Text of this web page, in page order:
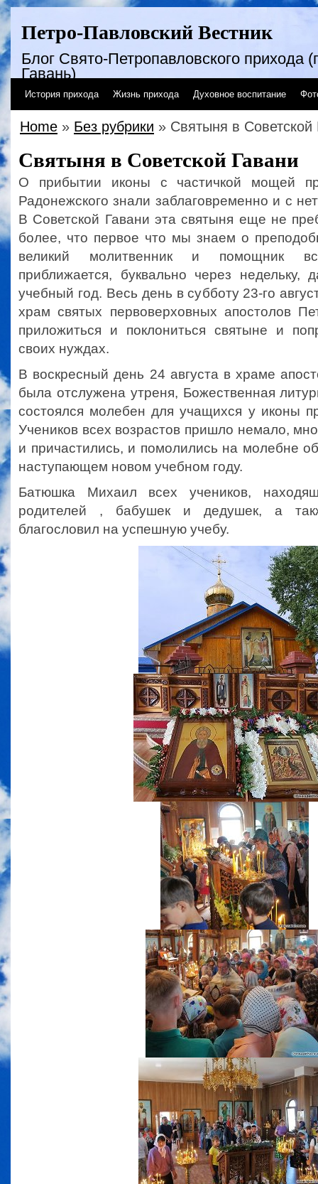
Петро-Павловский Вестник
Блог Свято-Петропавловского прихода
Гавань)
История прихода Жизнь прихода Духовное воспитание
Home » Без рубрики » Святыня в Советской
Святыня в Советской Гавани
О прибытии иконы с частичкой мощей
Радонежского знали заблаговременно и с
В Советской Гавани эта святыня еще не
более, что первое что мы знаем о
великий молитвенник и помощник
приближается, буквально через
учебный год. Весь день в субботу 23-го
храм святых первоверховных апостолов
приложиться и поклониться святыне и
своих нуждах.
В воскресный день 24 августа в храме
была отслужена утреня, Божественная
состоялся молебен для учащихся у иконы
Учеников всех возрастов пришло немало,
и причастились, и помолились на молебне
наступающем новом учебном году.
Батюшка Михаил всех учеников,
родителей , бабушек и дедушек, а
благословил на успешную учебу.